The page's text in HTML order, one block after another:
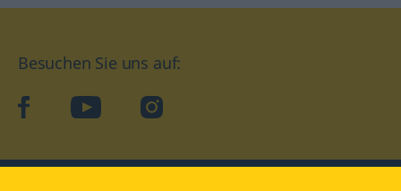
Besuchen Sie uns auf:
facebookYouTube Instagram